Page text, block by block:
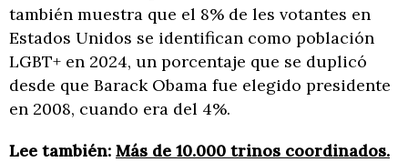
también muestra que el 8% de les votantes en
Estados Unidos se identifican como población
LGBT+ en 2024, un porcentaje que se duplicó
desde que Barack Obama fue elegido presidente
en 2008, cuando era del 4%.
Lee también: Más de 10.000 trinos coordinados.